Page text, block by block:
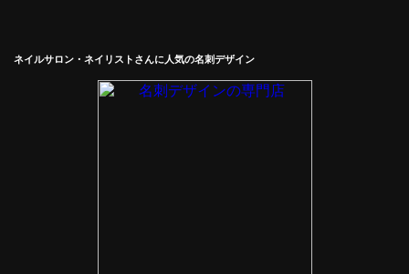
ネイルサロン・ネイリストさんに人気の名刺デザイン